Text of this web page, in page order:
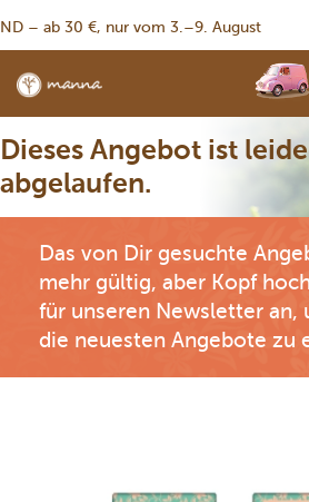
– ab 30 €, nur vom 3.–9. August
Dieses Angebot ist
abgelaufen.
Das von Dir gesuchte
mehr gültig, aber Kopf
für unseren Newsletter an,
die neuesten Angebote zu